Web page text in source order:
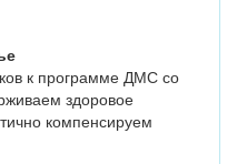
к программе ДМС со
здоровое
компенсируем